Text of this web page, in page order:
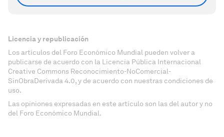
Licencia y republicación
Los artículos del Foro Económico Mundial pueden volver a
publicarse de acuerdo con la Licencia Pública Internacional
Creative Commons Reconocimiento-NoComercial-
SinObraDerivada 4.0, y de acuerdo con nuestras condiciones de
uso.
Las opiniones expresadas en este artículo son las del autor y no
del Foro Económico Mundial.